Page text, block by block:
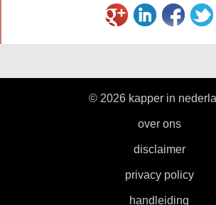
© 2026 kapper in
over ons
disclaimer
privacy policy
handleiding